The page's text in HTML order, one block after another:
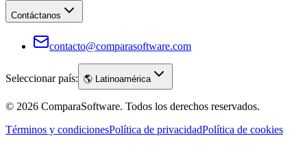
Contáctanos
contacto@comparasoftware.com
Seleccionar país: 🌎 Latinoamérica
© 2026 ComparaSoftware. Todos los derechos reservados.
Términos y condicionesPolítica de privacidadPolítica de cookies